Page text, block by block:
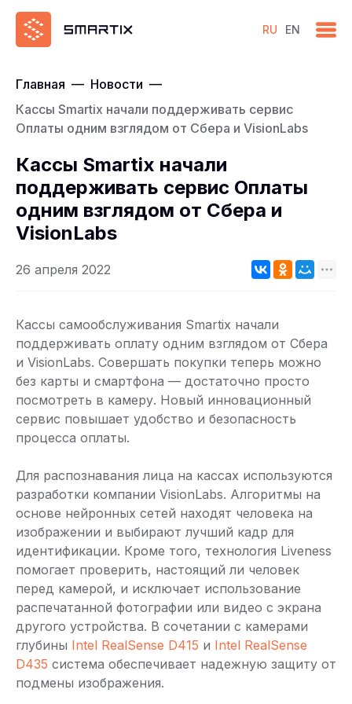
RU EN
Главная — Новости —
Кассы Smartix начали поддерживать сервис
Оплаты одним взглядом от Сбера и VisionLabs
Кассы Smartix начали
поддерживать сервис Оплаты
одним взглядом от Сбера и
VisionLabs
26 апреля 2022
Кассы самообслуживания Smartix начали
поддерживать оплату одним взглядом от Сбера
и VisionLabs. Совершать покупки теперь можно
без карты и смартфона — достаточно просто
посмотреть в камеру. Новый инновационный
сервис повышает удобство и безопасность
процесса оплаты.
Для распознавания лица на кассах используются
разработки компании VisionLabs. Алгоритмы на
основе нейронных сетей находят человека на
изображении и выбирают лучший кадр для
идентификации. Кроме того, технология Liveness
помогает проверить, настоящий ли человек
перед камерой, и исключает использование
распечатанной фотографии или видео с экрана
другого устройства. В сочетании с камерами
глубины Intel RealSense D415 и Intel RealSense
D435 система обеспечивает надежную защиту от
подмены изображения.